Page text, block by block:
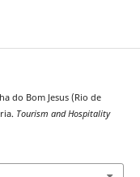
do Bom Jesus (Rio de
Tourism and Hospitality